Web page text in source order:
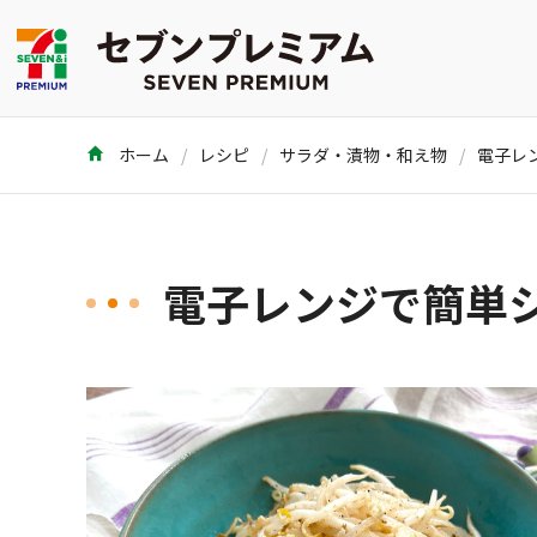
ホーム レシピ サラダ・漬物・和え物
電子レンジで簡単